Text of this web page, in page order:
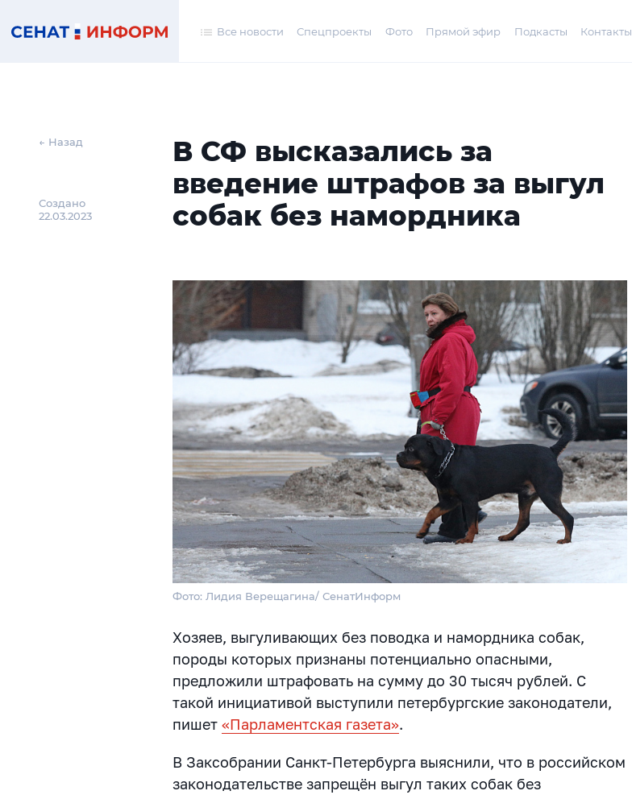
Все новости Спецпроекты Фото Прямой эфир Подкасты Контакты
← Назад
Создано
22.03.2023
В СФ высказались за
введение штрафов за выгул
собак без намордника
Фото: Лидия Верещагина/ СенатИнформ
Хозяев, выгуливающих без поводка и намордника собак,
породы которых признаны потенциально опасными,
предложили штрафовать на сумму до 30 тысяч рублей. С
такой инициативой выступили петербургские законодатели,
пишет«Парламентская газета».
В Заксобрании Санкт-Петербурга выяснили, что в российском
законодательстве запрещён выгул таких собак без